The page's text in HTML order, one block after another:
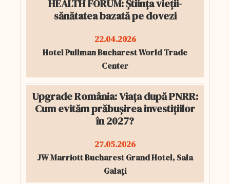
HEALTH FORUM: Știința vieții-
sănătatea bazată pe dovezi
22.04.2026
Hotel Pullman Bucharest World Trade
Center
Upgrade România: Viața după PNRR:
Cum evităm prăbușirea investițiilor
în 2027?
27.05.2026
JW Marriott Bucharest Grand Hotel, Sala
Galați